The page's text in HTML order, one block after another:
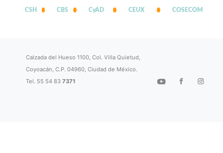
CSH CBS CyAD CEUX COSECOM
Calzada del Hueso 1100, Col. Villa Quietud,
Coyoacán, C.P. 04960, Ciudad de México.
Tel. 55 54 837371